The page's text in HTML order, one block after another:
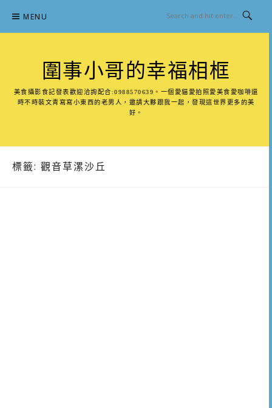
content
MENU
圍事小哥的幸福相框
美食攝影食記發表歡迎洽詢配合:0988570639。一個愛貓愛拍照愛美食愛咖啡還
時不時裝文青寫寫小東西的老男人，邀請大夥跟我一起，發現這世界更多的美
好。
標籤: 觀音草漯沙丘